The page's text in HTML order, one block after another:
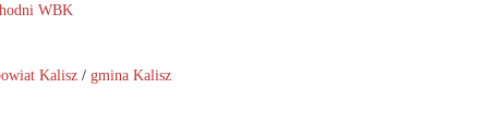
WBK
Kalisz / gmina Kalisz